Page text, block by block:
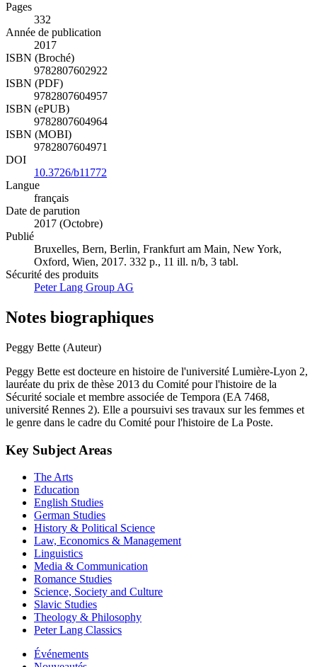
Pages
332
Année de publication
2017
ISBN (Broché)
9782807602922
ISBN (PDF)
9782807604957
ISBN (ePUB)
9782807604964
ISBN (MOBI)
9782807604971
DOI
10.3726/b11772
Langue
français
Date de parution
2017 (Octobre)
Publié
Bruxelles, Bern, Berlin, Frankfurt am Main, New York,
Oxford, Wien, 2017. 332 p., 11 ill. n/b, 3 tabl.
Sécurité des produits
Peter Lang Group AG
Notes biographiques
Peggy Bette (Auteur)
Peggy Bette est docteure en histoire de l'université Lumière-Lyon 2,
lauréate du prix de thèse 2013 du Comité pour l'histoire de la
Sécurité sociale et membre associée de Tempora (EA 7468,
université Rennes 2). Elle a poursuivi ses travaux sur les femmes et
le genre dans le cadre du Comité pour l'histoire de La Poste.
Key Subject Areas
The Arts
Education
English Studies
German Studies
History & Political Science
Law, Economics & Management
Linguistics
Media & Communication
Romance Studies
Science, Society and Culture
Slavic Studies
Theology & Philosophy
Peter Lang Classics
Événements